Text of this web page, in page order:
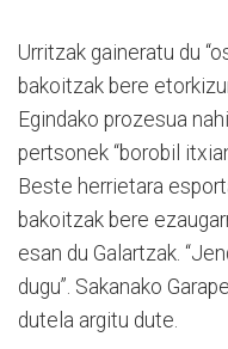
Urritzak gaineratu du
bakoitzak bere
Egindako prozesua
pertsonek “borobil
Beste herrietara
bakoitzak bere
esan du Galartzak.
dugu”. Sakanako
dutela argitu dute.